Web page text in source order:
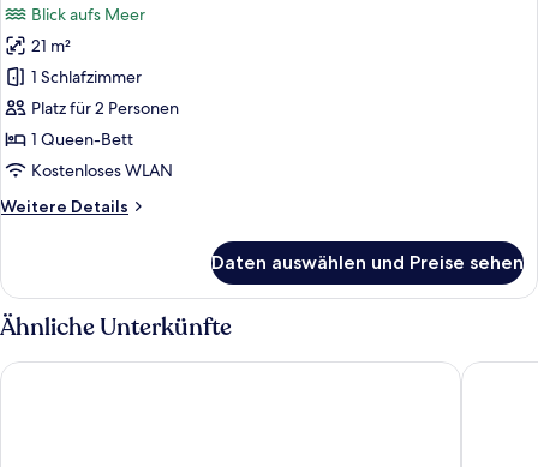
für
Junior-
Zimmer,
1
Queen-
Bett,
Meerblick
Blick aufs Meer
21 m²
1 Schlafzimmer
Platz für 2 Personen
1 Queen-Bett
Kostenloses WLAN
Weitere Details
Weitere
Zimmer,
1
Queen-
Bett,
Badewanne,
Daten auswählen und Preise sehen
Ähnliche Unterkünfte
Jamaica Inn King